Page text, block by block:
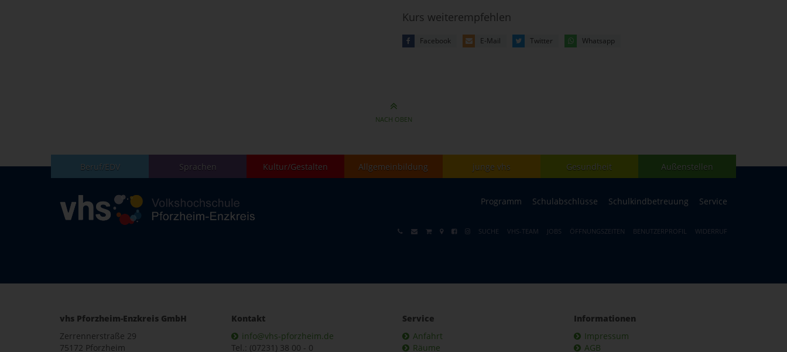
Kurs weiterempfehlen
Facebook E-Mail Twitter Whatsapp
NACH OBEN
Beruf/EDV Sprachen Kultur/Gestalten Allgemeinbildung junge vhs Gesundheit Außenstellen
Programm Schulabschlüsse Schulkindbetreuung Service
SUCHE VHS-TEAM JOBS ÖFFNUNGSZEITEN BENUTZERPROFIL WIDERRUF
vhs Pforzheim-Enzkreis GmbH
Zerrennerstraße 29
75172 Pforzheim
Kontakt
info@vhs-pforzheim.de
Tel.: (07231) 38 00 - 0
Service
Anfahrt
Räume
Informationen
Impressum
AGB